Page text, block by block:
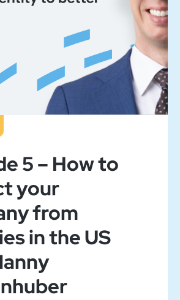
5 – How to
your
from
in the US